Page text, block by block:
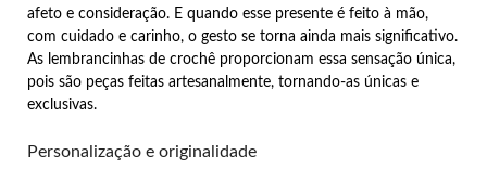
afeto e consideração. E quando esse presente é feito à mão,
com cuidado e carinho, o gesto se torna ainda mais significativo.
As lembrancinhas de crochê proporcionam essa sensação única,
pois são peças feitas artesanalmente, tornando-as únicas e
exclusivas.
Personalização e originalidade